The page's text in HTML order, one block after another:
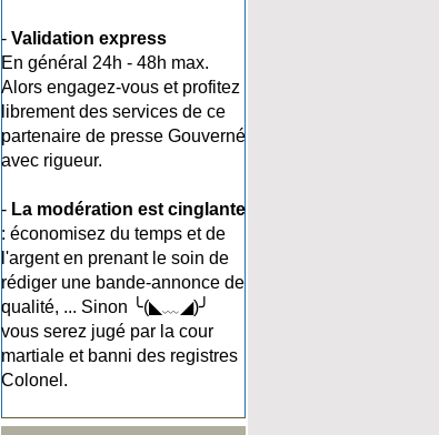
- Validation express
En général 24h - 48h max.
Alors engagez-vous et profitez
librement des services de ce
partenaire de presse Gouverné
avec rigueur.
- La modération est cinglante
: économisez du temps et de
l'argent en prenant le soin de
rédiger une bande-annonce de
qualité, ... Sinon ╰(◣﹏◢)╯
vous serez jugé par la cour
martiale et banni des registres
Colonel.